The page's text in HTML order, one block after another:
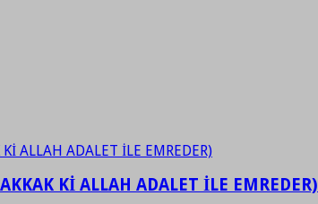
Kİ ALLAH ADALET İLE EMREDER)